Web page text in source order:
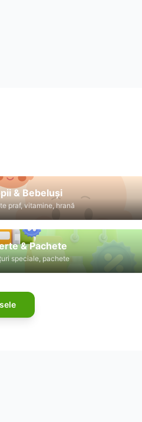
& Bebeluși
praf, vitamine, hrană
& Pachete
speciale, pachete